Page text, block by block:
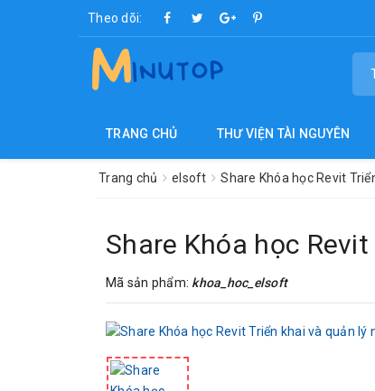
Theo dõi:
TRANG CHỦ THƯ VIỆN TÀI NGUYÊN
Trang chủ elsoft Share Khóa học Revit
Share Khóa học
Mã sản phẩm: khoa_hoc_elsoft